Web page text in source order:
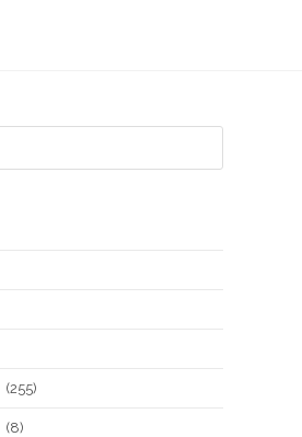
(255)
(8)